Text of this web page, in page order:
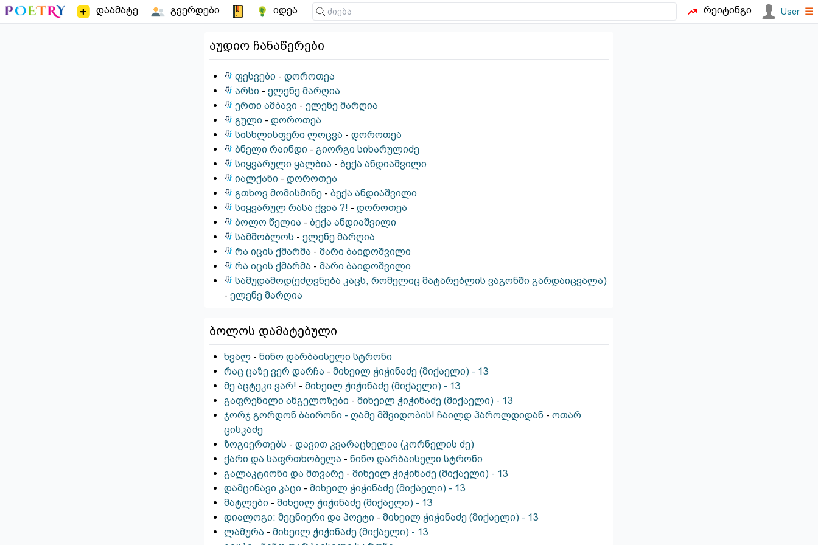
დაამატე გვერდები იდეა რეიტინგი User ☰
აუდიო ჩანაწერები
ფესვები -დოროთეა
არსი -ელენე მარღია
ერთი ამბავი -ელენე მარღია
გული -დოროთეა
სისხლისფერი ლოცვა -დოროთეა
ბნელი რაინდი -გიორგი სიხარულიძე
სიყვარული ყალბია -ბექა ანდიაშვილი
იალქანი -დოროთეა
გთხოვ მომისმინე -ბექა ანდიაშვილი
სიყვარულ რასა ქვია ?! -დოროთეა
ბოლო წელია -ბექა ანდიაშვილი
სამშობლოს -ელენე მარღია
რა იცის ქმარმა -მარი ბაიდოშვილი
რა იცის ქმარმა -მარი ბაიდოშვილი
სამუდამოდ(ეძღვნება კაცს, რომელიც მატარებლის ვაგონში გარდაიცვალა)
- ელენე მარღია
ბოლოს დამატებული
ხვალ - ნინო დარბაისელი სტრონი
რაც ცაზე ვერ დარჩა - მიხეილ ჭიჭინაძე (მიქაელი) - 13
მე აცტეკი ვარ! - მიხეილ ჭიჭინაძე (მიქაელი) - 13
გაფრენილი ანგელოზები - მიხეილ ჭიჭინაძე (მიქაელი) - 13
ჯორჯ გორდონ ბაირონი - ღამე მშვიდობის! ჩაილდ ჰაროლდიდან - ოთარ
ცისკაძე
ზოგიერთებს - დავით კვარაცხელია (კორნელის ძე)
ქარი და საფრთხობელა - ნინო დარბაისელი სტრონი
გალაკტიონი და მთვარე - მიხეილ ჭიჭინაძე (მიქაელი) - 13
დამცინავი კაცი - მიხეილ ჭიჭინაძე (მიქაელი) - 13
მატლები - მიხეილ ჭიჭინაძე (მიქაელი) - 13
დიალოგი: მეცნიერი და პოეტი - მიხეილ ჭიჭინაძე (მიქაელი) - 13
ლამურა - მიხეილ ჭიჭინაძე (მიქაელი) - 13